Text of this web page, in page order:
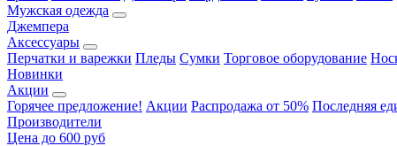
Мужская одежда
Джемпера
Аксессуары
Перчатки и варежки Пледы Сумки Торговое оборудование
Новинки
Акции
Горячее предложение! Акции Распродажа от 50% Последняя
Производители
Цена до 600 руб